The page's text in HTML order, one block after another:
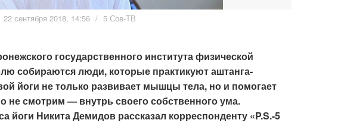
22 сентября 2018, 14:56 / 5 Сов-ТВ
государственного института физической
собираются люди, которые практикуют аштанга-
йоги не только развивает мышцы тела, но и помогает
не смотрим — внутрь своего собственного ума.
йоги Никита Демидов рассказал корреспонденту «P.S.-5